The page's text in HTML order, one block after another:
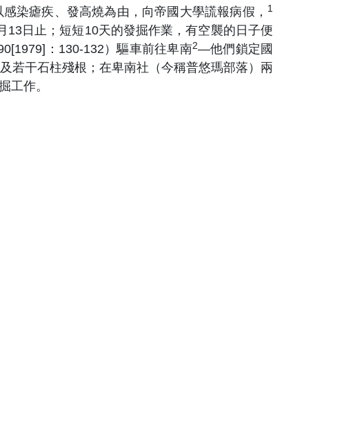
瘧疾、發高燒為由，向帝國大學謊報病假， 1
日止；短短10天的發掘作業，有空襲的日子便
：130-132）驅車前往卑南2—他們鎖定國
若干石柱殘根；在卑南社（今稱普悠瑪部落）兩
工作。